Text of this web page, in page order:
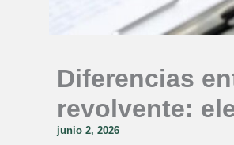
Diferencias
revolvente:
junio 2, 2026